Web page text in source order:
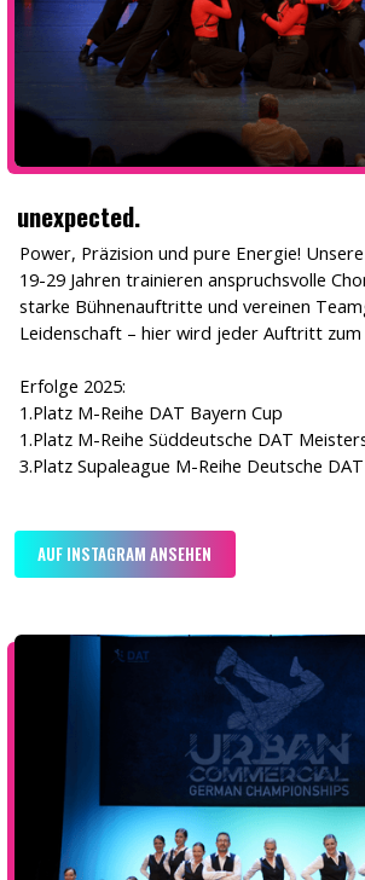
unexpected.
Power, Präzision und pure Energie!
19-29 Jahren trainieren anspruchsvolle
starke Bühnenauftritte und vereinen
Leidenschaft – hier wird jeder Auftritt zum
Erfolge 2025:
1.Platz M-Reihe DAT Bayern Cup
1.Platz M-Reihe Süddeutsche DAT
3.Platz Supaleague M-Reihe Deutsche
AUF INSTAGRAM ANSEHEN